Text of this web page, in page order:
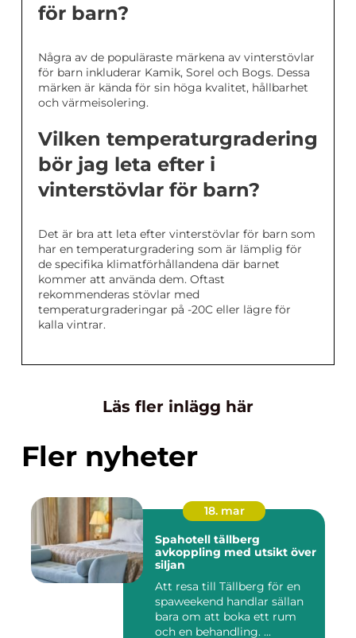
för barn?
Några av de populäraste märkena av vinterstövlar
för barn inkluderar Kamik, Sorel och Bogs. Dessa
märken är kända för sin höga kvalitet, hållbarhet
och värmeisolering.
Vilken temperaturgradering
bör jag leta efter i
vinterstövlar för barn?
Det är bra att leta efter vinterstövlar för barn som
har en temperaturgradering som är lämplig för
de specifika klimatförhållandena där barnet
kommer att använda dem. Oftast
rekommenderas stövlar med
temperaturgraderingar på -20C eller lägre för
kalla vintrar.
Läs fler inlägg här
Fler nyheter
18. mar
Spahotell tällberg
avkoppling med utsikt över
siljan
Att resa till Tällberg för en
spaweekend handlar sällan
bara om att boka ett rum
och en behandling. ...